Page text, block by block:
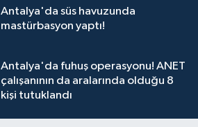
Antalya'da süs havuzunda
mastürbasyon yaptı!
Antalya'da fuhuş operasyonu! ANET
çalışanının da aralarında olduğu 8
kişi tutuklandı